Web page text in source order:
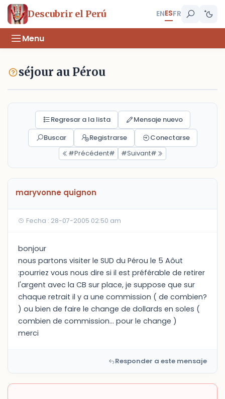
Descubrir el Perú ENESFR
Menu
séjour au Pérou
Regresar a la lista
Mensaje nuevo
Buscar
Registrarse
Conectarse
#Précédent#
#Suivant#
maryvonne quignon
Fecha : 28-07-2005 02:50 am
bonjour
nous partons visiter le SUD du Pérou le 5 Aôut
:pourriez vous nous dire si il est préférable de retirer
l'argent avec la CB sur place, je suppose que sur
chaque retrait il y a une commission ( de combien?
) ou bien de faire le change de dollards en soles (
combien de commission... pour le change )
merci
Responder a este mensaje